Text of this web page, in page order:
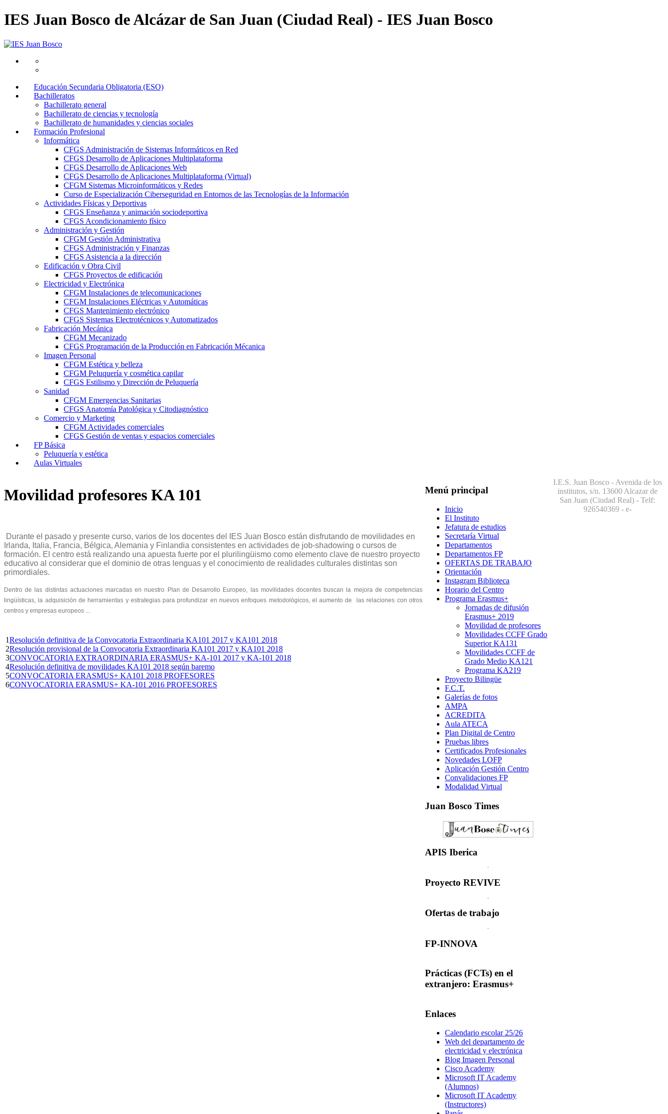
IES Juan Bosco de Alcázar de San Juan (Ciudad Real) - IES Juan Bosco
Educación Secundaria Obligatoria (ESO)
Bachilleratos
Bachillerato general
Bachillerato de ciencias y tecnología
Bachillerato de humanidades y ciencias sociales
Formación Profesional
Informática
CFGS Administración de Sistemas Informáticos en Red
CFGS Desarrollo de Aplicaciones Multiplataforma
CFGS Desarrollo de Aplicaciones Web
CFGS Desarrollo de Aplicaciones Multiplataforma (Virtual)
CFGM Sistemas Microinformáticos y Redes
Curso de Especialización Ciberseguridad en Entornos de las Tecnologías de la Información
Actividades Físicas y Deportivas
CFGS Enseñanza y animación sociodeportiva
CFGS Acondicionamiento físico
Administración y Gestión
CFGM Gestión Administrativa
CFGS Administración y Finanzas
CFGS Asistencia a la dirección
Edificación y Obra Civil
CFGS Proyectos de edificación
Electricidad y Electrónica
CFGM Instalaciones de telecomunicaciones
CFGM Instalaciones Eléctricas y Automáticas
CFGS Mantenimiento electrónico
CFGS Sistemas Electrotécnicos y Automatizados
Fabricación Mecánica
CFGM Mecanizado
CFGS Programación de la Producción en Fabricación Mécanica
Imagen Personal
CFGM Estética y belleza
CFGM Peluquería y cosmética capilar
CFGS Estilismo y Dirección de Peluquería
Sanidad
CFGM Emergencias Sanitarias
CFGS Anatomía Patológica y Citodiagnóstico
Comercio y Marketing
CFGM Actividades comerciales
CFGS Gestión de ventas y espacios comerciales
FP Básica
Peluquería y estética
Aulas Virtuales
Movilidad profesores KA 101
Durante el pasado y presente curso, varios de los docentes del IES Juan Bosco están disfrutando de movilidades en
Irlanda, Italia, Francia, Bélgica, Alemania y Finlandia consistentes en actividades de job-shadowing o cursos de
formación. El centro está realizando una apuesta fuerte por el plurilingüismo como elemento clave de nuestro proyecto
educativo al considerar que el dominio de otras lenguas y el conocimiento de realidades culturales distintas son
primordiales.
Dentro de las distintas actuaciones marcadas en nuestro Plan de Desarrollo Europeo, las movilidades docentes buscan la mejora de competencias
lingüísticas, la adquisición de herramientas y estrategias para profundizar en nuevos enfoques metodológicos, el aumento de las relaciones con otros
centros y empresas europeos ...
1Resolución definitiva de la Convocatoria Extraordinaria KA101 2017 y KA101 2018
2Resolución provisional de la Convocatoria Extraordinaria KA101 2017 y KA101 2018
3CONVOCATORIA EXTRAORDINARIA ERASMUS+ KA-101 2017 y KA-101 2018
4Resolución definitiva de movilidades KA101 2018 según baremo
5CONVOCATORIA ERASMUS+ KA101 2018 PROFESORES
6CONVOCATORIA ERASMUS+ KA-101 2016 PROFESORES
Menú principal
Inicio
El Instituto
Jefatura de estudios
Secretaría Virtual
Departamentos
Departamentos FP
OFERTAS DE TRABAJO
Orientación
Instagram Biblioteca
Horario del Centro
Programa Erasmus+
Jornadas de difusión
Erasmus+ 2019
Movilidad de profesores
Movilidades CCFF Grado
Superior KA131
Movilidades CCFF de
Grado Medio KA121
Programa KA219
Proyecto Bilingüe
F.C.T.
Galerías de fotos
AMPA
ACREDITA
Aula ATECA
Plan Digital de Centro
Pruebas libres
Certificados Profesionales
Novedades LOFP
Aplicación Gestión Centro
Convalidaciones FP
Modalidad Virtual
Juan Bosco Times
APIS Iberica
Proyecto REVIVE
Ofertas de trabajo
FP-INNOVA
Prácticas (FCTs) en el
extranjero: Erasmus+
Enlaces
Calendario escolar 25/26
Web del departamento de
electricidad y electrónica
Blog Imagen Personal
Cisco Academy
Microsoft IT Academy
(Alumnos)
Microsoft IT Academy
(Instructores)
I.E.S. Juan Bosco - Avenida de los
institutos, s/n. 13600 Alcazar de
San Juan (Ciudad Real) - Telf:
926540369- e-